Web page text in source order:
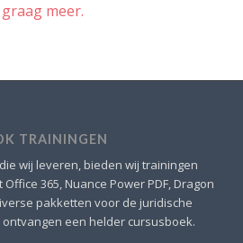
meer.
TRAININGEN
wij leveren, bieden wij trainingen
365, Nuance Power PDF, Dragon
pakketten voor de juridische
een helder cursusboek.